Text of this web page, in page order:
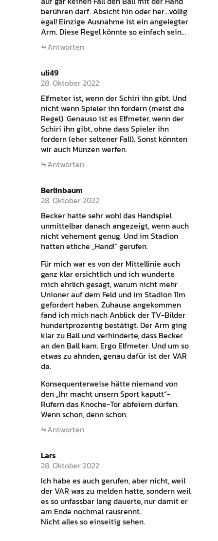
berühren darf. Absicht hin oder her…völlig
egal! Einzige Ausnahme ist ein angelegter
Arm. Diese Regel könnte so einfach sein…
Antworten
uli49
28. Oktober 2022
Elfmeter ist, wenn der Schiri ihn gibt. Und
nicht wenn Spieler ihn fordern (meist die
Regel). Genauso ist es Elfmeter, wenn der
Schiri ihn gibt, ohne dass Spieler ihn
fordern (eher seltener Fall). Sonst könnten
wir auch Münzen werfen.
Antworten
Berlinbaum
28. Oktober 2022
Becker hatte sehr wohl das Handspiel
unmittelbar danach angezeigt, wenn auch
nicht vehement genug. Und im Stadion
hatten etliche „Hand!“ gerufen.
Für mich war es von der Mittellinie auch
ganz klar ersichtlich und ich wunderte
mich ehrlich gesagt, warum nicht mehr
Unioner auf dem Feld und im Stadion 11m
gefordert haben. Zuhause angekommen
fand ich mich nach Anblick der TV-Bilder
hundertprozentig bestätigt. Der Arm ging
klar zu Ball und verhinderte, dass Becker
an den Ball kam. Ergo Elfmeter. Und um so
etwas zu ahnden, genau dafür ist der VAR
da.
Konsequenterweise hätte niemand von
den „Ihr macht unsern Sport kaputt“-
Rufern das Knoche-Tor abfeiern dürfen.
Wenn schon, denn schon.
Antworten
Lars
28. Oktober 2022
Ich habe es auch gerufen, aber nicht, weil
der VAR was zu melden hatte, sondern weil
es so unfassbar lang dauerte, nur damit er
am Ende nochmal rausrennt.
Nicht alles so einseitig sehen.